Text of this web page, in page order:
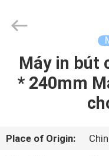
TRANG
CHỦ
SẢN
2026
Máy in bút
* 240mm
Place of Origin: